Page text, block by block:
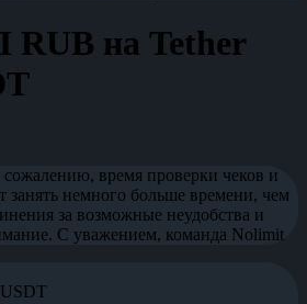
на Tether
время проверки чеков и
занять немного больше времени, чем
за возможные неудобства и
С уважением, команда Nolimit